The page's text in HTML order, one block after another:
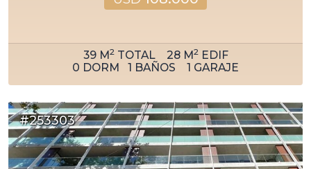
39M2TOTAL 28M2EDIF
0 DORM 1 BAÑOS 1 GARAJE
#253303